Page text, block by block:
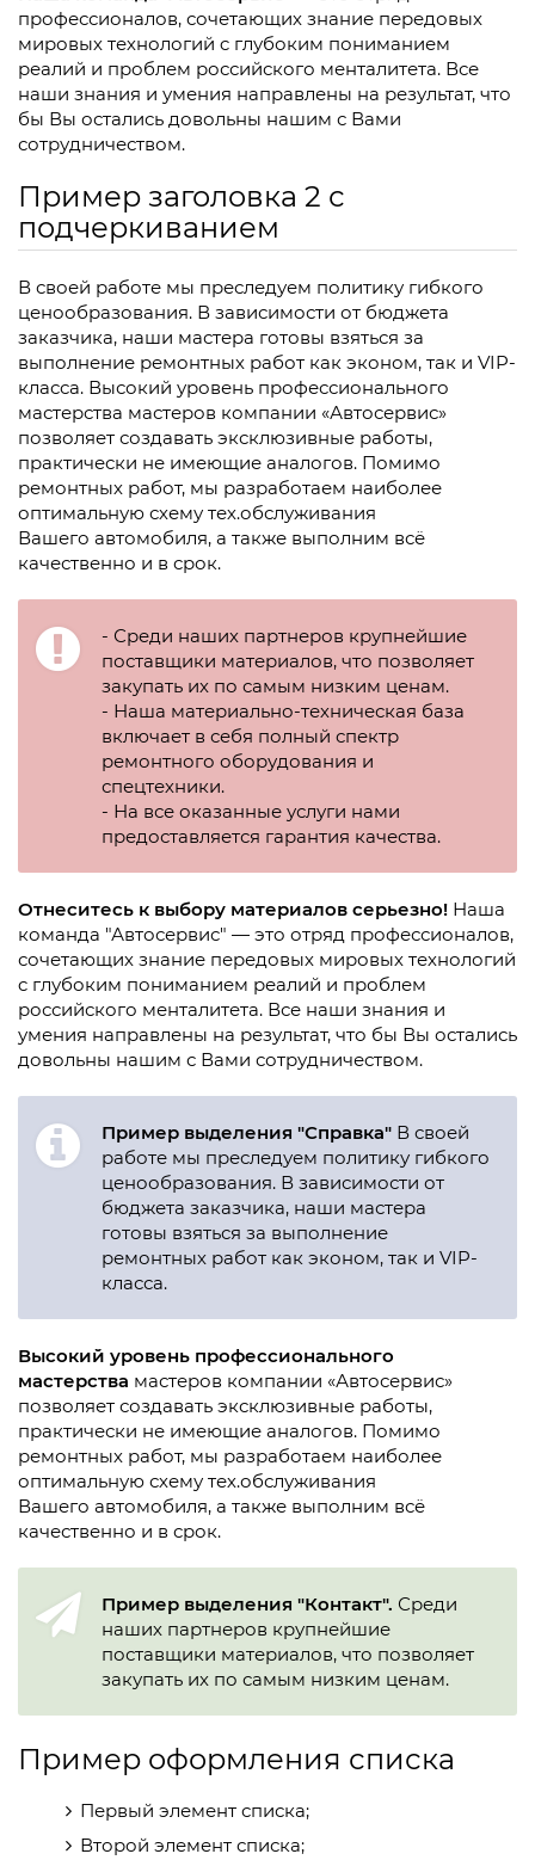
профессионалов, сочетающих знание передовых
мировых технологий c глубоким пониманием
реалий и проблем российского менталитета. Все
наши знания и умения направлены на результат, что
бы Вы остались довольны нашим с Вами
сотрудничеством.
Пример заголовка 2 с
подчеркиванием
В своей работе мы преследуем политику гибкого
ценообразования. В зависимости от бюджета
заказчика, наши мастера готовы взяться за
выполнение ремонтных работ как эконом, так и VIP-
класса. Высокий уровень профессионального
мастерства мастеров компании «Автосервис»
позволяет создавать эксклюзивные работы,
практически не имеющие аналогов. Помимо
ремонтных работ, мы разработаем наиболее
оптимальную схему тех.обслуживания
Вашего автомобиля, а также выполним всё
качественно и в срок.
- Среди наших партнеров крупнейшие
поставщики материалов, что позволяет
закупать их по самым низким ценам.
- Наша материально-техническая база
включает в себя полный спектр
ремонтного оборудования и
спецтехники.
- На все оказанные услуги нами
предоставляется гарантия качества.
Отнеситесь к выбору материалов серьезно! Наша
команда "Автосервис" — это отряд профессионалов,
сочетающих знание передовых мировых технологий
c глубоким пониманием реалий и проблем
российского менталитета. Все наши знания и
умения направлены на результат, что бы Вы остались
довольны нашим с Вами сотрудничеством.
Пример выделения "Справка" В своей
работе мы преследуем политику гибкого
ценообразования. В зависимости от
бюджета заказчика, наши мастера
готовы взяться за выполнение
ремонтных работ как эконом, так и VIP-
класса.
Высокий уровень профессионального
мастерства мастеров компании «Автосервис»
позволяет создавать эксклюзивные работы,
практически не имеющие аналогов. Помимо
ремонтных работ, мы разработаем наиболее
оптимальную схему тех.обслуживания
Вашего автомобиля, а также выполним всё
качественно и в срок.
Пример выделения "Контакт". Среди
наших партнеров крупнейшие
поставщики материалов, что позволяет
закупать их по самым низким ценам.
Пример оформления списка
Первый элемент списка;
Второй элемент списка;